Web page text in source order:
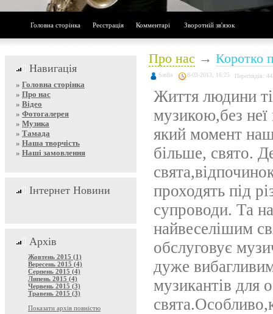
Головна сторінка Реєстрація Комментарі Зворотній зв'язок
Навигація
» Головна сторінка
» Про нас
» Відео
» Фотогалерея
» Музика
» Тамада
» Наша творчість
» Наші замовлення
Інтернет Новини
Архів
Жовтень 2015 (1)
Вересень 2015 (4)
Серпень 2015 (4)
Липень 2015 (4)
Червень 2015 (3)
Травень 2015 (3)
Показати архів повністю
Про нас → Коротко
Sasha 8-03-2013, 16:25 Переглядів:
Життя людини
музикою,без неї
який момент
більше, свято.
проходять під
супроводи. Та
найвеселішим
обслуговує
дуже
музикантів для